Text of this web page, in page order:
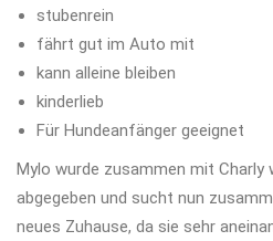
stubenrein
fährt gut im Auto mit
kann alleine bleiben
kinderlieb
Für Hundeanfänger geeignet
Mylo wurde zusammen mit Charly
abgegeben und sucht nun
neues Zuhause, da sie sehr